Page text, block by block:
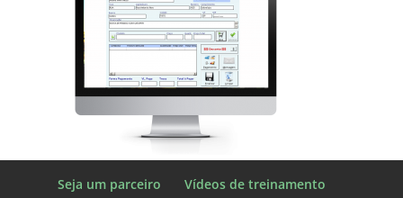
Seja um parceiro Vídeos de treinamento